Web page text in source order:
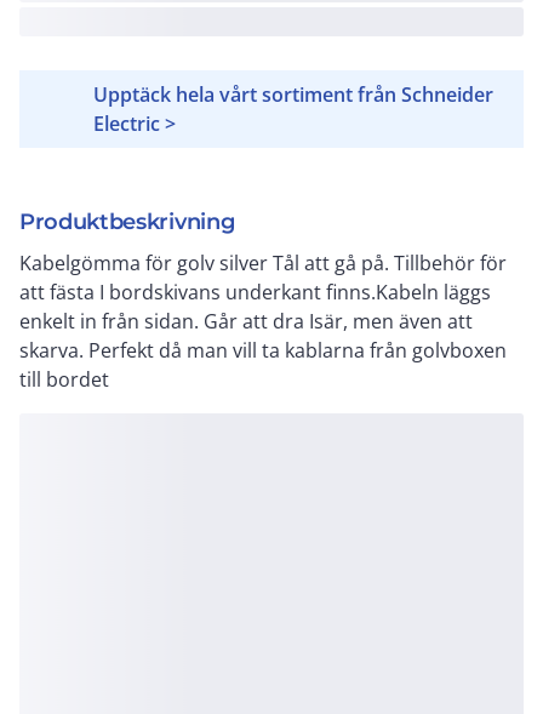
Upptäck hela vårt sortiment från Schneider
Electric >
Produktbeskrivning
Kabelgömma för golv silver Tål att gå på. Tillbehör för
att fästa I bordskivans underkant finns.Kabeln läggs
enkelt in från sidan. Går att dra Isär, men även att
skarva. Perfekt då man vill ta kablarna från golvboxen
till bordet